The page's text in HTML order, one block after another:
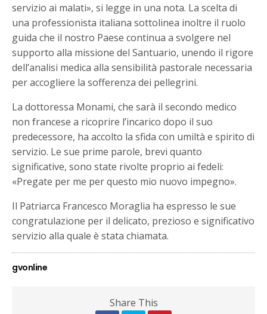
servizio ai malati», si legge in una nota. La scelta di
una professionista italiana sottolinea inoltre il ruolo
guida che il nostro Paese continua a svolgere nel
supporto alla missione del Santuario, unendo il rigore
dell’analisi medica alla sensibilità pastorale necessaria
per accogliere la sofferenza dei pellegrini.
La dottoressa Monami, che sarà il secondo medico
non francese a ricoprire l’incarico dopo il suo
predecessore, ha accolto la sfida con umiltà e spirito di
servizio. Le sue prime parole, brevi quanto
significative, sono state rivolte proprio ai fedeli:
«Pregate per me per questo mio nuovo impegno».
Il Patriarca Francesco Moraglia ha espresso le sue
congratulazione per il delicato, prezioso e significativo
servizio alla quale è stata chiamata.
gvonline
Share This